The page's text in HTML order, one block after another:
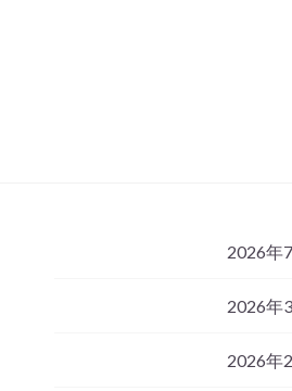
2026年
2026年
2026年